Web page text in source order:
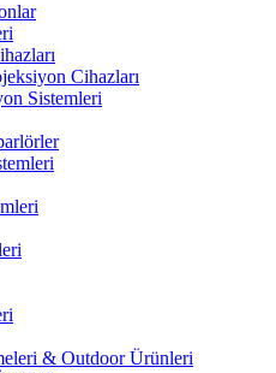
Cihazları
Sistemleri
& Outdoor Ürünleri